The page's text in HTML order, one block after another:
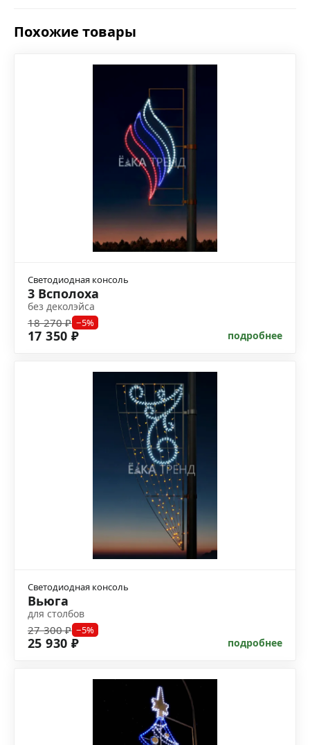
Похожие товары
Светодиодная консоль
3 Всполоха
без деколэйса
18 270 ₽ −5%
17 350 ₽ подробнее
Светодиодная консоль
Вьюга
для столбов
27 300 ₽ −5%
25 930 ₽ подробнее